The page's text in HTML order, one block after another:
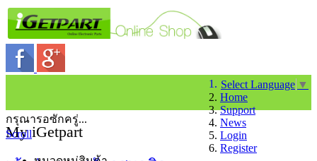
Select Language ▼
Home
Support
News
Login
Register
My iGetpart
กรุณารอซักครู่...
Scroll